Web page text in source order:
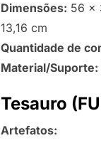
Dimensões: 56 x
13,16 cm
Quantidade de
Material/Suporte:
Tesauro
Artefatos: